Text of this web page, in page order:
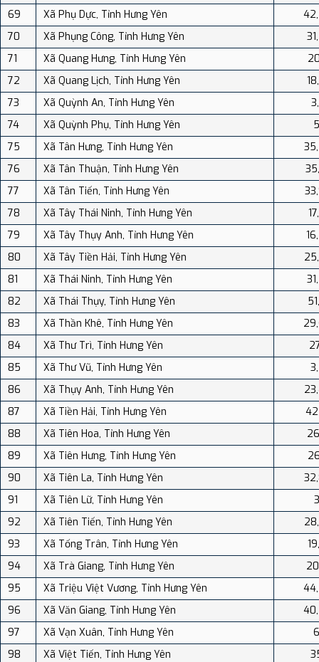
69
Xã Phụ Dực, Tỉnh Hưng Yên
70
Xã Phụng Công, Tỉnh Hưng Yên
71
Xã Quang Hưng, Tỉnh Hưng Yên
72
Xã Quang Lịch, Tỉnh Hưng Yên
73
Xã Quỳnh An, Tỉnh Hưng Yên
74
Xã Quỳnh Phụ, Tỉnh Hưng Yên
75
Xã Tân Hưng, Tỉnh Hưng Yên
76
Xã Tân Thuận, Tỉnh Hưng Yên
77
Xã Tân Tiến, Tỉnh Hưng Yên
78
Xã Tây Thái Ninh, Tỉnh Hưng Yên
79
Xã Tây Thụy Anh, Tỉnh Hưng Yên
80
Xã Tây Tiền Hải, Tỉnh Hưng Yên
81
Xã Thái Ninh, Tỉnh Hưng Yên
82
Xã Thái Thụy, Tỉnh Hưng Yên
83
Xã Thần Khê, Tỉnh Hưng Yên
84
Xã Thư Trì, Tỉnh Hưng Yên
85
Xã Thư Vũ, Tỉnh Hưng Yên
86
Xã Thụy Anh, Tỉnh Hưng Yên
87
Xã Tiền Hải, Tỉnh Hưng Yên
88
Xã Tiên Hoa, Tỉnh Hưng Yên
89
Xã Tiên Hưng, Tỉnh Hưng Yên
90
Xã Tiên La, Tỉnh Hưng Yên
91
Xã Tiên Lữ, Tỉnh Hưng Yên
92
Xã Tiên Tiến, Tỉnh Hưng Yên
93
Xã Tống Trân, Tỉnh Hưng Yên
94
Xã Trà Giang, Tỉnh Hưng Yên
95
Xã Triệu Việt Vương, Tỉnh Hưng Yên
96
Xã Văn Giang, Tỉnh Hưng Yên
97
Xã Vạn Xuân, Tỉnh Hưng Yên
98
Xã Việt Tiến, Tỉnh Hưng Yên